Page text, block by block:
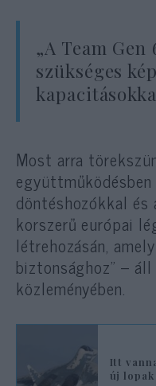
„A Team
szükséges
Most arra
döntéshozókkal és
korszerű európai
létrehozásán,
biztonsághoz” –
közleményében.
Itt
új